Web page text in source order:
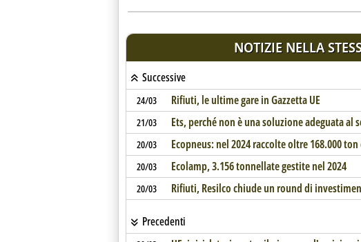
NOTIZIE NELLA
Successive
24/03 Rifiuti, le ultime gare in Gazzetta UE
21/03 Ets, perché non è una soluzione adeguata al
20/03 Ecopneus: nel 2024 raccolte oltre 168.000 ton
20/03 Ecolamp, 3.156 tonnellate gestite nel 2024
20/03 Rifiuti, Resilco chiude un round di
Precedenti